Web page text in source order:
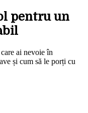
pentru un
ai nevoie în
și cum să le porți cu